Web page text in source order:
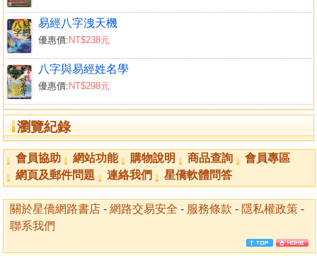
易經八字洩天機
優惠價: NT$238元
八字與易經姓名學
優惠價: NT$298元
瀏覽紀錄
會員協助 網站功能 購物說明 商品查詢
會員專區
網頁及郵件問題
連絡我們 星僑軟體問答
關於星僑網路書店 - 網路交易安全 - 服務條款 - 隱私權政策 -
聯系我們